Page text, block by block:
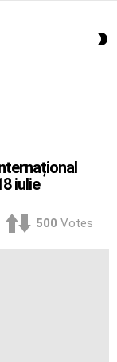
iulie
500 Votes